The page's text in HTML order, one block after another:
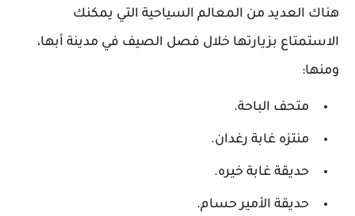
هناك العديد من المعالم السياحية التي يمكنك
الاستمتاع بزيارتها خلال فصل الصيف في مدينة أبها،
ومنها:
متحف الباحة.
منتزه غابة رغدان.
حديقة غابة خيره.
حديقة الأمير حسام.